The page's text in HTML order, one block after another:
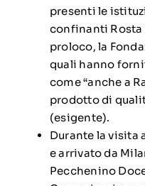
presenti le
confinanti Rosta
proloco, la
quali hanno
come “anche a
prodotto di
(esigente).
Durante la visita
e arrivato da
Pecchenino